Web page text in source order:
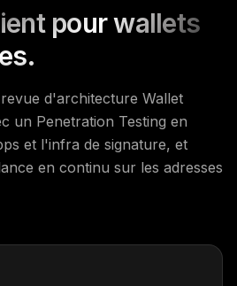
pour wallets
d'architecture Wallet
un Penetration Testing en
et l'infra de signature, et
en continu sur les adresses